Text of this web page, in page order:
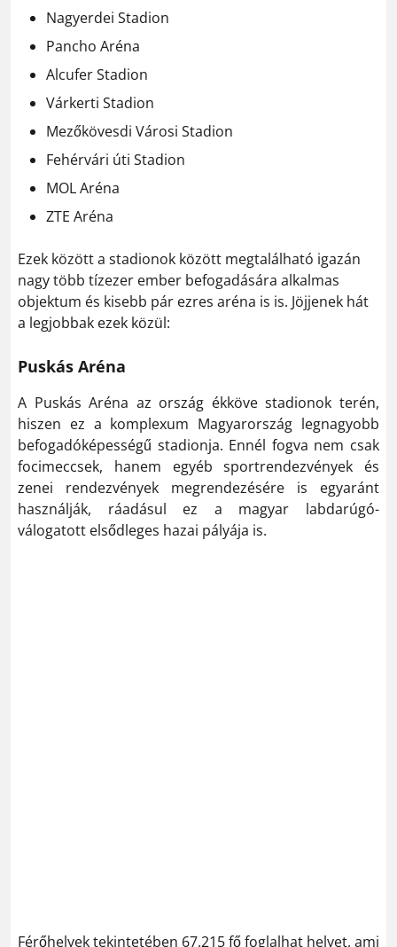
Nagyerdei Stadion
Pancho Aréna
Alcufer Stadion
Várkerti Stadion
Mezőkövesdi Városi Stadion
Fehérvári úti Stadion
MOL Aréna
ZTE Aréna
Ezek között a stadionok között megtalálható igazán
nagy több tízezer ember befogadására alkalmas
objektum és kisebb pár ezres aréna is is. Jöjjenek hát
a legjobbak ezek közül:
Puskás Aréna
A Puskás Aréna az ország ékköve stadionok terén,
hiszen ez a komplexum Magyarország legnagyobb
befogadóképességű stadionja. Ennél fogva nem csak
focimeccsek, hanem egyéb sportrendezvények és
zenei rendezvények megrendezésére is egyaránt
használják, ráadásul ez a magyar labdarúgó-
válogatott elsődleges hazai pályája is.
Férőhelyek tekintetében 67.215 fő foglalhat helyet, ami